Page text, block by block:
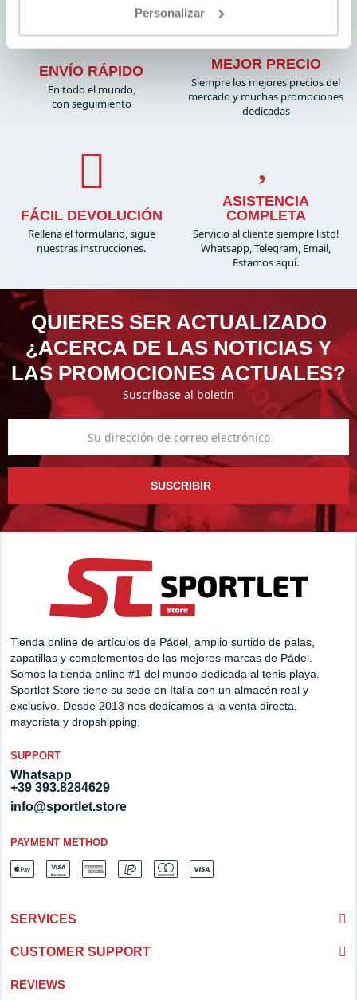
Personalizar
ENVÍO RÁPIDO
En todo el mundo,
con seguimiento
MEJOR PRECIO
Siempre los mejores precios del
mercado y muchas promociones
dedicadas
FÁCIL DEVOLUCIÓN
Rellena el formulario, sigue
nuestras instrucciones.
ASISTENCIA
COMPLETA
Servicio al cliente siempre listo!
Whatsapp, Telegram, Email,
Estamos aquí.
QUIERES SER ACTUALIZADO
¿ACERCA DE LAS NOTICIAS Y
LAS PROMOCIONES ACTUALES?
Suscríbase al boletín
SUSCRIBIR
Tienda online de artículos de Pádel, amplio surtido de palas,
zapatillas y complementos de las mejores marcas de Pádel.
Somos la tienda online #1 del mundo dedicada al tenis playa.
Sportlet Store tiene su sede en Italia con un almacén real y
exclusivo. Desde 2013 nos dedicamos a la venta directa,
mayorista y dropshipping.
SUPPORT
Whatsapp
+39 393.8284629
info@sportlet.store
PAYMENT METHOD
SERVICES
CUSTOMER SUPPORT
REVIEWS